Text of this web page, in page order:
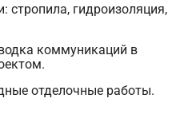
стропила, гидроизоляция,
коммуникаций в
отделочные работы.